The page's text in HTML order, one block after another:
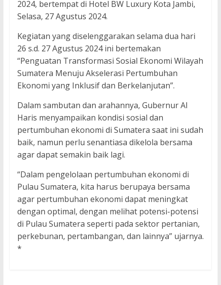
2024, bertempat di Hotel BW Luxury Kota Jambi,
Selasa, 27 Agustus 2024.
Kegiatan yang diselenggarakan selama dua hari
26 s.d. 27 Agustus 2024 ini bertemakan
“Penguatan Transformasi Sosial Ekonomi Wilayah
Sumatera Menuju Akselerasi Pertumbuhan
Ekonomi yang Inklusif dan Berkelanjutan”.
Dalam sambutan dan arahannya, Gubernur Al
Haris menyampaikan kondisi sosial dan
pertumbuhan ekonomi di Sumatera saat ini sudah
baik, namun perlu senantiasa dikelola bersama
agar dapat semakin baik lagi.
“Dalam pengelolaan pertumbuhan ekonomi di
Pulau Sumatera, kita harus berupaya bersama
agar pertumbuhan ekonomi dapat meningkat
dengan optimal, dengan melihat potensi-potensi
di Pulau Sumatera seperti pada sektor pertanian,
perkebunan, pertambangan, dan lainnya” ujarnya.
*